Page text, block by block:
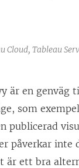
Cloud, Tableau
är en genväg
som
publicerad
påverkar inte
är ett bra